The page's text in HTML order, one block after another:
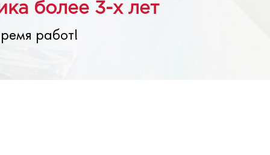
более 3-х лет
работ!